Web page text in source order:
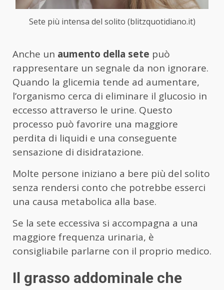
Sete più intensa del solito (blitzquotidiano.it)
Anche un aumento della sete può
rappresentare un segnale da non ignorare.
Quando la glicemia tende ad aumentare,
l’organismo cerca di eliminare il glucosio in
eccesso attraverso le urine. Questo
processo può favorire una maggiore
perdita di liquidi e una conseguente
sensazione di disidratazione.
Molte persone iniziano a bere più del solito
senza rendersi conto che potrebbe esserci
una causa metabolica alla base.
Se la sete eccessiva si accompagna a una
maggiore frequenza urinaria, è
consigliabile parlarne con il proprio medico.
Il grasso addominale che